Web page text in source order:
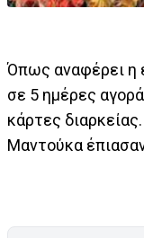
Όπως αναφέρει η
σε 5 ημέρες
κάρτες
Μαντούκα